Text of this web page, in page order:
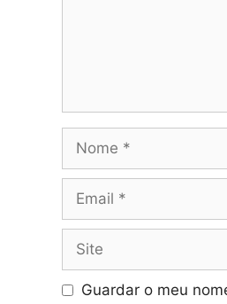
Nome
Email
Site
Guardar o meu